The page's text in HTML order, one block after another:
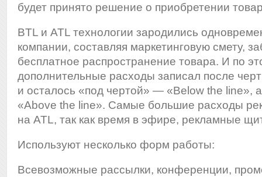
будет принято решение о приобретении
BTL и ATL технологии зародились
компании, составляя маркетинговую смету,
бесплатное распространение товара. И по
дополнительные расходы записал после
и осталось «под чертой» — «Below the line»,
«Above the line». Самые большие расходы
на ATL, так как время в эфире, рекламные
Используют несколько форм работы:
Всевозможные рассылки, конференции,